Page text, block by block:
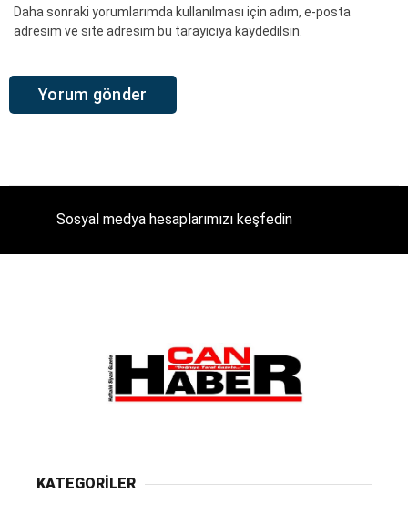
Daha sonraki yorumlarımda kullanılması için adım, e-posta
adresim ve site adresim bu tarayıcıya kaydedilsin.
Sosyal medya hesaplarımızı keşfedin
KATEGORİLER